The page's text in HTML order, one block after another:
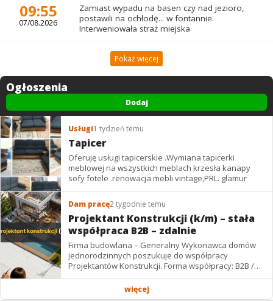
09:55
07/08.2026
Zamiast wypadu na basen czy nad jezioro,
postawili na ochłodę... w fontannie.
Interweniowała straż miejska
Pokaż więcej
Ogłoszenia
Dodaj
Usługi1 tydzień temu
Tapicer
Oferuję usługi tapicerskie .Wymiana tapicerki
meblowej na wszystkich meblach krzesła kanapy
sofy fotele .renowacja mebli vintage,PRL. glamur
Dam pracę2 tygodnie temu
Projektant Konstrukcji (k/m) – stała
współpraca B2B – zdalnie
Firma budowlana – Generalny Wykonawca domów
jednorodzinnych poszukuje do współpracy
Projektantów Konstrukcji. Forma współpracy: B2B /
podwykonawstwo – zdalnie. Wynagrodzenie: ✔
więcej